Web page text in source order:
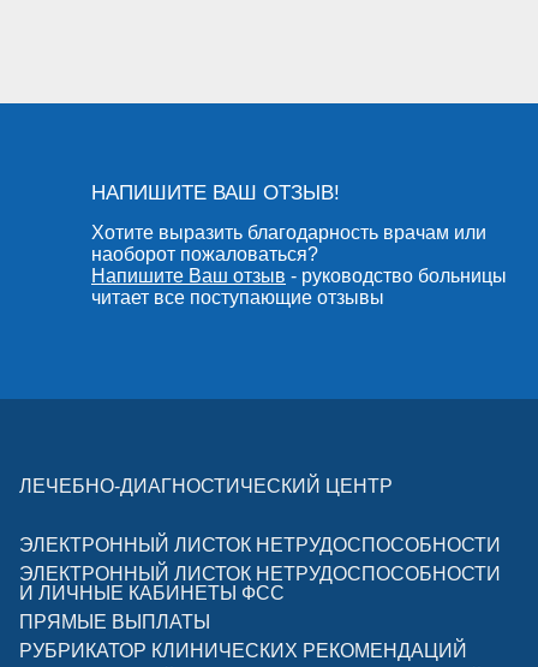
НАПИШИТЕ ВАШ ОТЗЫВ!
Хотите выразить благодарность врачам или
наоборот пожаловаться?
Напишите Ваш отзыв - руководство больницы
читает все поступающие отзывы
ЛЕЧЕБНО-ДИАГНОСТИЧЕСКИЙ ЦЕНТР
ЭЛЕКТРОННЫЙ ЛИСТОК НЕТРУДОСПОСОБНОСТИ
ЭЛЕКТРОННЫЙ ЛИСТОК НЕТРУДОСПОСОБНОСТИ
И ЛИЧНЫЕ КАБИНЕТЫ ФСС
ПРЯМЫЕ ВЫПЛАТЫ
РУБРИКАТОР КЛИНИЧЕСКИХ РЕКОМЕНДАЦИЙ